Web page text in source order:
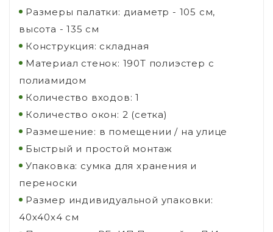
Размеры палатки: диаметр - 105 см,
высота - 135 см
Конструкция: складная
Материал стенок: 190Т полиэстер с
полиамидом
Количество входов: 1
Количество окон: 2 (сетка)
Размешение: в помещении / на улице
Быстрый и простой монтаж
Упаковка: сумка для хранения и
переноски
Размер индивидуальной упаковки:
40х40х4 см